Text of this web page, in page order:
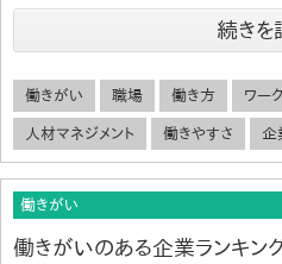
続きを
働きがい 職場 働き方 ワー
人材マネジメント 働きやすさ 企
働きがい
働きがいのある企業ランキン